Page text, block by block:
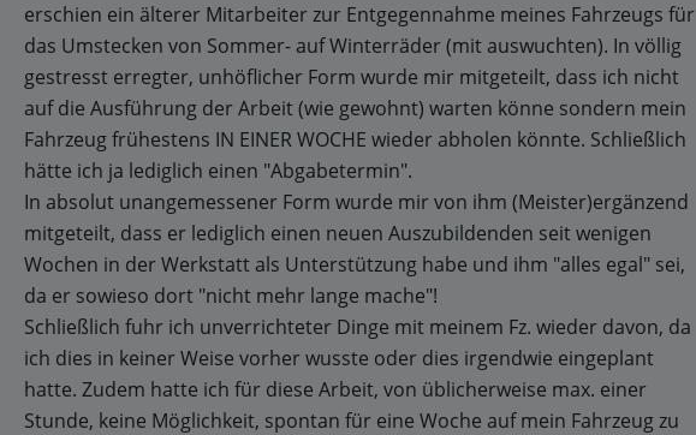
erschien ein älterer Mitarbeiter zur Entgegennahme meines Fahrzeugs für
das Umstecken von Sommer- auf Winterräder (mit auswuchten). In völlig
gestresst erregter, unhöflicher Form wurde mir mitgeteilt, dass ich nicht
auf die Ausführung der Arbeit (wie gewohnt) warten könne sondern mein
Fahrzeug frühestens IN EINER WOCHE wieder abholen könnte. Schließlich
hätte ich ja lediglich einen "Abgabetermin".
In absolut unangemessener Form wurde mir von ihm (Meister)ergänzend
mitgeteilt, dass er lediglich einen neuen Auszubildenden seit wenigen
Wochen in der Werkstatt als Unterstützung habe und ihm "alles egal" sei,
da er sowieso dort "nicht mehr lange mache"!
Schließlich fuhr ich unverrichteter Dinge mit meinem Fz. wieder davon, da
ich dies in keiner Weise vorher wusste oder dies irgendwie eingeplant
hatte. Zudem hatte ich für diese Arbeit, von üblicherweise max. einer
Stunde, keine Möglichkeit, spontan für eine Woche auf mein Fahrzeug zu